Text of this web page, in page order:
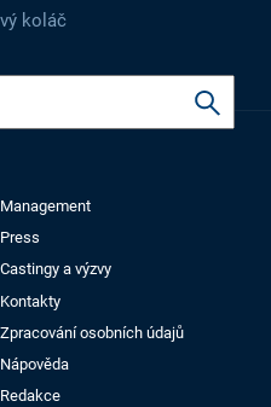
koláč
Management
Press
Castingy a výzvy
Kontakty
Zpracování osobních údajů
Nápověda
Redakce